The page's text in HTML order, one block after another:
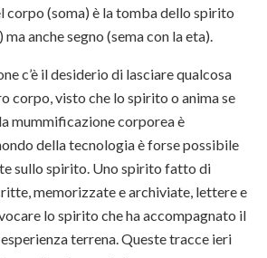
corpo (soma) è la tomba dello spirito
anche segno (sema con la eta).
c’è il desiderio di lasciare qualcosa
corpo, visto che lo spirito o anima se
mummificazione corporea è
della tecnologia è forse possibile
sullo spirito. Uno spirito fatto di
memorizzate e archiviate, lettere e
lo spirito che ha accompagnato il
terrena. Queste tracce ieri